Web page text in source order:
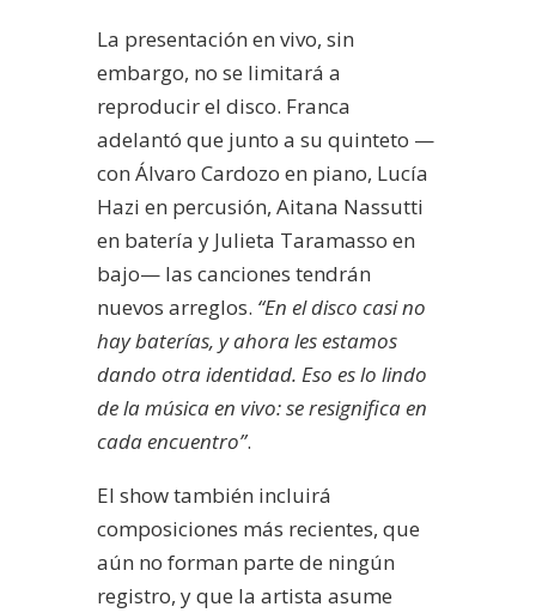
La presentación en vivo, sin
embargo, no se limitará a
reproducir el disco. Franca
adelantó que junto a su quinteto —
con Álvaro Cardozo en piano, Lucía
Hazi en percusión, Aitana Nassutti
en batería y Julieta Taramasso en
bajo— las canciones tendrán
nuevos arreglos. “En el disco casi no
hay baterías, y ahora les estamos
dando otra identidad. Eso es lo lindo
de la música en vivo: se resignifica en
cada encuentro”.
El show también incluirá
composiciones más recientes, que
aún no forman parte de ningún
registro, y que la artista asume